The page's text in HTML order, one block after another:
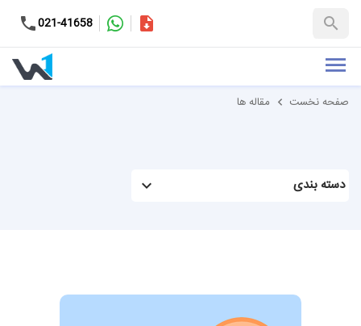
021-41658
+98-9937653151
کاتالوگ
صفحه نخست مقاله ها
دسته بندی